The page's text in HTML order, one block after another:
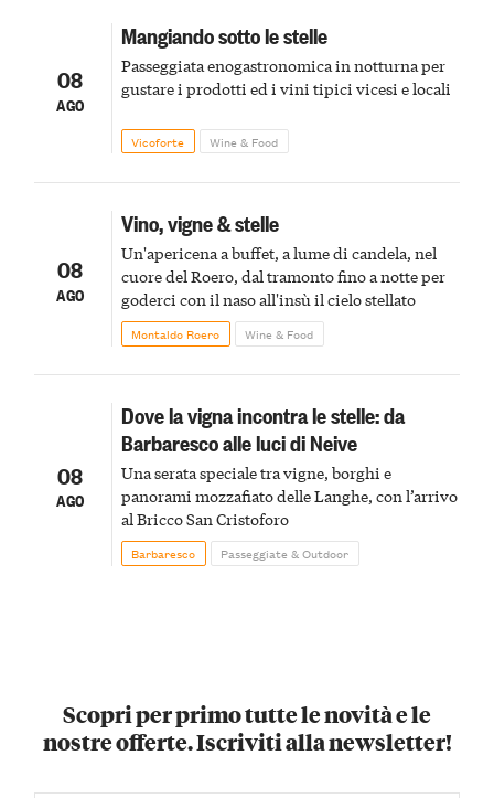
08
AGO
Mangiando sotto le stelle
Passeggiata enogastronomica in notturna per
gustare i prodotti ed i vini tipici vicesi e locali
Vicoforte Wine & Food
08
AGO
Vino, vigne & stelle
Un'apericena a buffet, a lume di candela, nel
cuore del Roero, dal tramonto fino a notte per
goderci con il naso all'insù il cielo stellato
Montaldo Roero Wine & Food
08
AGO
Dove la vigna incontra le stelle: da
Barbaresco alle luci di Neive
Una serata speciale tra vigne, borghi e
panorami mozzafiato delle Langhe, con l’arrivo
al Bricco San Cristoforo
Barbaresco Passeggiate & Outdoor
Scopri per primo tutte le novità e le
nostre offerte. Iscriviti alla newsletter!